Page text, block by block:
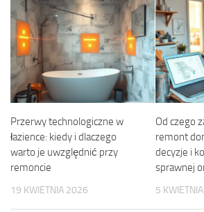
Przerwy technologiczne w
łazience: kiedy i dlaczego
warto je uwzględnić przy
remoncie
19 KWIETNIA 2026
Od czego
remont
decyzje i
sprawnej
5